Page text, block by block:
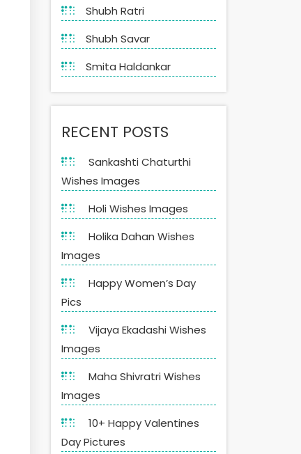
Shubh Ratri
Shubh Savar
Smita Haldankar
RECENT POSTS
Sankashti Chaturthi
Wishes Images
Holi Wishes Images
Holika Dahan Wishes
Images
Happy Women’s Day
Pics
Vijaya Ekadashi Wishes
Images
Maha Shivratri Wishes
Images
10+ Happy Valentines
Day Pictures